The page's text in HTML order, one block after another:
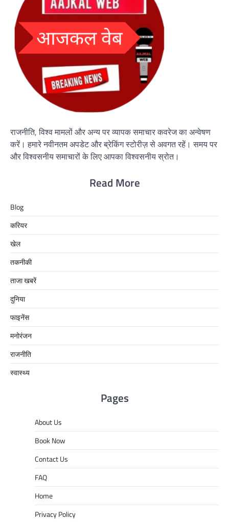
राजनीति, विश्व मामलों और अन्य पर व्यापक समाचार कवरेज का अन्वेषण
करें। हमारे नवीनतम अपडेट और ब्रेकिंग स्टोरीज़ से अवगत रहें। समय पर
और विश्वसनीय समाचारों के लिए आपका विश्वसनीय स्रोत।
Read More
Blog
करियर
खेल
तकनीकी
ताजा खबरें
दुनिया
फाइनेंस
मनोरंजन
राजनीति
स्वास्थ्य
Pages
About Us
Book Now
Contact Us
FAQ
Home
Privacy Policy